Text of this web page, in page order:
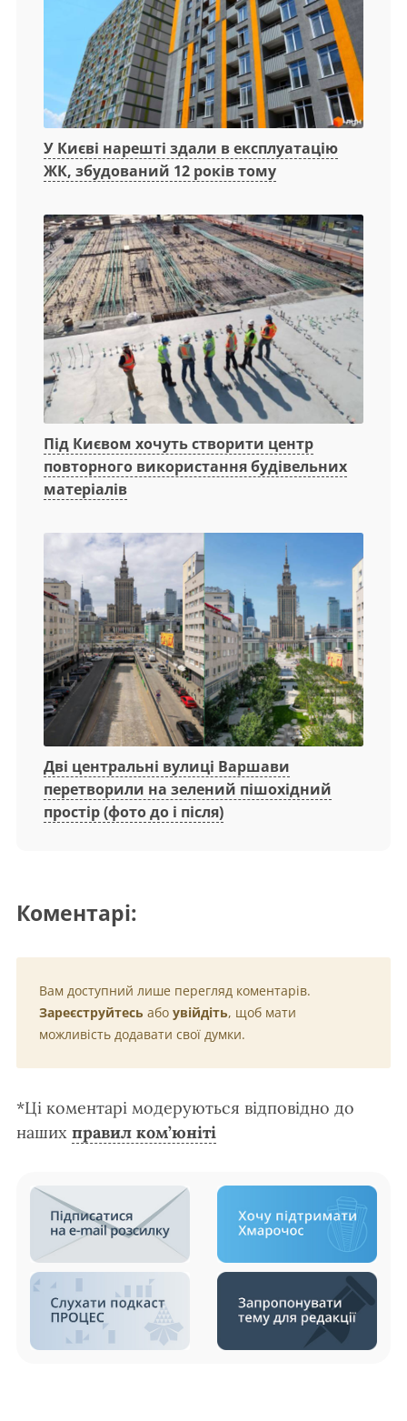
У Києві нарешті здали в експлуатацію
ЖК, збудований 12 років тому
Під Києвом хочуть створити центр
повторного використання будівельних
матеріалів
Дві центральні вулиці Варшави
перетворили на зелений пішохідний
простір (фото до і після)
Коментарі:
Вам доступний лише перегляд коментарів.
Зареєструйтесь або увійдіть, щоб мати
можливість додавати свої думки.
*Ці коментарі модеруються відповідно до
наших правил ком’юніті